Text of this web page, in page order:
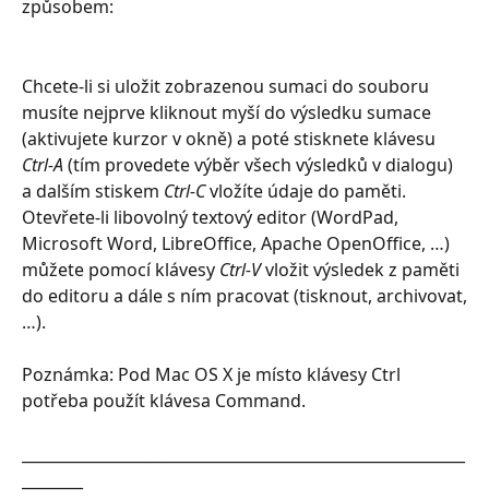
způsobem:
Chcete-li si uložit zobrazenou sumaci do souboru
musíte nejprve kliknout myší do výsledku sumace
(aktivujete kurzor v okně) a poté stisknete klávesu
Ctrl-A (tím provedete výběr všech výsledků v dialogu)
a dalším stiskem Ctrl-C vložíte údaje do paměti.
Otevřete-li libovolný textový editor (WordPad,
Microsoft Word, LibreOffice, Apache OpenOffice, …)
můžete pomocí klávesy Ctrl-V vložit výsledek z paměti
do editoru a dále s ním pracovat (tisknout, archivovat,
…).
Poznámka: Pod Mac OS X je místo klávesy Ctrl
potřeba použít klávesa Command.